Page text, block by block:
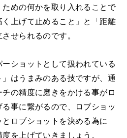
めの何かを取り入れることで
上げて止めること」と「距離
せられるのです。
ショットとして扱われている
はうまみのある技ですが、通
の精度に磨きをかける事がロ
事に繋がるので、ロブショッ
ロブショットを決める為に
を上げていきましょう。